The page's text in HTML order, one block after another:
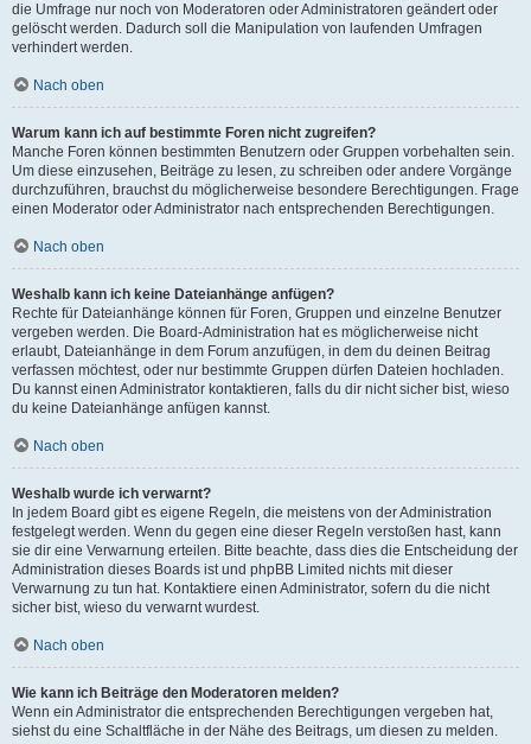
die Umfrage nur noch von Moderatoren oder Administratoren geändert oder
gelöscht werden. Dadurch soll die Manipulation von laufenden Umfragen
verhindert werden.
Nach oben
Warum kann ich auf bestimmte Foren nicht zugreifen?
Manche Foren können bestimmten Benutzern oder Gruppen vorbehalten sein.
Um diese einzusehen, Beiträge zu lesen, zu schreiben oder andere Vorgänge
durchzuführen, brauchst du möglicherweise besondere Berechtigungen. Frage
einen Moderator oder Administrator nach entsprechenden Berechtigungen.
Nach oben
Weshalb kann ich keine Dateianhänge anfügen?
Rechte für Dateianhänge können für Foren, Gruppen und einzelne Benutzer
vergeben werden. Die Board-Administration hat es möglicherweise nicht
erlaubt, Dateianhänge in dem Forum anzufügen, in dem du deinen Beitrag
verfassen möchtest, oder nur bestimmte Gruppen dürfen Dateien hochladen.
Du kannst einen Administrator kontaktieren, falls du dir nicht sicher bist, wieso
du keine Dateianhänge anfügen kannst.
Nach oben
Weshalb wurde ich verwarnt?
In jedem Board gibt es eigene Regeln, die meistens von der Administration
festgelegt werden. Wenn du gegen eine dieser Regeln verstoßen hast, kann
sie dir eine Verwarnung erteilen. Bitte beachte, dass dies die Entscheidung der
Administration dieses Boards ist und phpBB Limited nichts mit dieser
Verwarnung zu tun hat. Kontaktiere einen Administrator, sofern du die nicht
sicher bist, wieso du verwarnt wurdest.
Nach oben
Wie kann ich Beiträge den Moderatoren melden?
Wenn ein Administrator die entsprechenden Berechtigungen vergeben hat,
siehst du eine Schaltfläche in der Nähe des Beitrags, um diesen zu melden.